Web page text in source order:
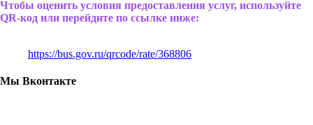
Чтобы оценить условия предоставления услуг, используйте
QR-код или перейдите по ссылке ниже:
https://bus.gov.ru/qrcode/rate/368806
Мы Вконтакте